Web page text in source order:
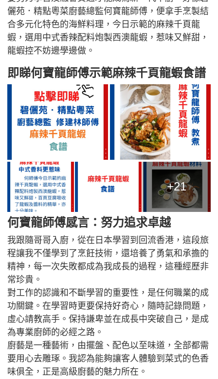
儷苑．精點粵菜廚藝總監何寶龍師傅，便拿手烹製結
合多元化特色的海鮮料理，今日示範的麻辣千頁龍
蝦，選用中式香辣配料炮製西澳龍蝦，惹味又鮮甜，
龍蝦控不妨邊學邊做。
即睇何寶龍師傅示範麻辣千頁龍蝦食譜
+21
何寶龍師傅感言：努力追求卓越
我跟隨哥哥入廚，從在日本學習到回流香港，這段旅
程讓我不僅學到了烹飪技術，還培養了勇氣和承擔的
精神，每一次失敗都成為我成長的過程，這種經歷非
常珍貴。
對工作的認識和不斷學習的重要性，是任何職業的成
功關鍵。在學習時更要保持好奇心，隨時記錄問題，
虛心請教高手。保持謙卑並在成長中突破自己，是成
為專業廚師的必經之路。
廚藝是一種藝術，由擺盤、配色以至味道，全部都需
要用心去雕琢。我認為能夠讓客人體驗到菜式的色香
味俱全，正是高級廚藝的魅力所在。